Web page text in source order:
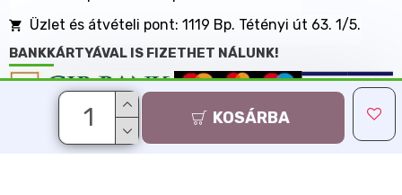
KOSÁRBA
Üzlet és átvételi pont: 1119 Bp. Tétényi út 63. 1/5.
BANKKÁRTYÁVAL IS FIZETHET NÁLUNK!
Minden jog fenntartva, MaxShopping Kft. 2013-2026
Árukereső.hu